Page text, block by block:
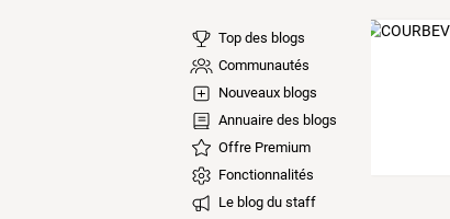
Top des blogs
Communautés
Nouveaux blogs
Annuaire des blogs
Offre Premium
Fonctionnalités
Le blog du staff